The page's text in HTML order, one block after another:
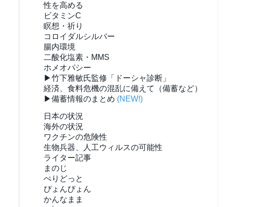
性を高める
ビタミンC
瞑想・祈り
コロイダルシルバー
腸内環境
二酸化塩素・MMS
ホメオパシー
▶竹下雅敏氏監修「ドーシャ診断」
経済、食料危機の混乱に備えて（備蓄など）
▶備蓄情報のまとめ (NEW!)
日本の状況
海外の状況
ワクチンの危険性
生物兵器、人工ウィルスの可能性
ライター記事
まのじ
ぺりどっと
ぴょんぴょん
かんなまま